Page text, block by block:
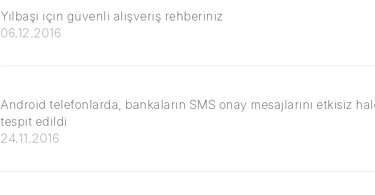
Yılbaşı için güvenli alışveriş rehberiniz
06.12.2016
Android telefonlarda, bankaların SMS onay mesajlarını etkisiz
tespit edildi
24.11.2016